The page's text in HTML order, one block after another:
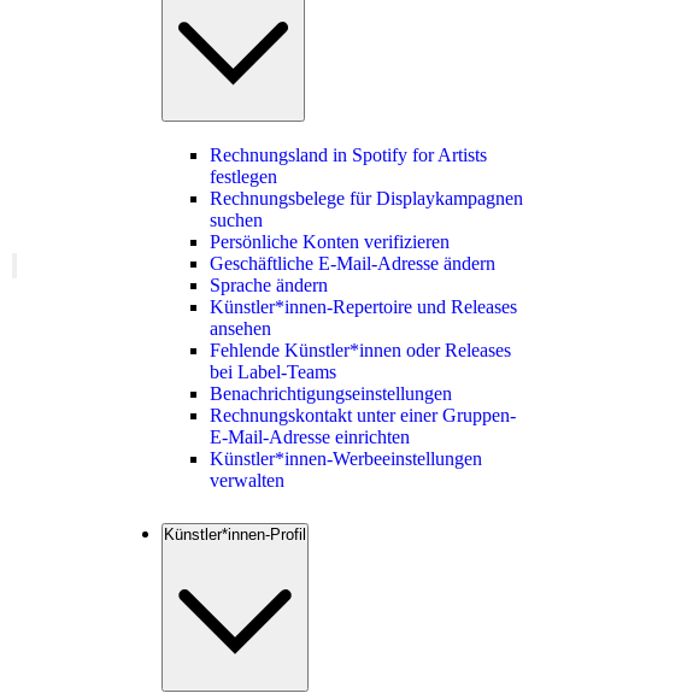
Rechnungsland in Spotify for Artists
festlegen
Rechnungsbelege für Displaykampagnen
suchen
Persönliche Konten verifizieren
Geschäftliche E-Mail-Adresse ändern
Sprache ändern
Künstler*innen-Repertoire und Releases
ansehen
Fehlende Künstler*innen oder Releases
bei Label-Teams
Benachrichtigungseinstellungen
Rechnungskontakt unter einer Gruppen-
E-Mail-Adresse einrichten
Künstler*innen-Werbeeinstellungen
verwalten
Künstler*innen-Profil